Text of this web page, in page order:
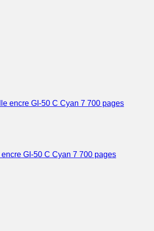
GI-50 C Cyan 7 700 pages